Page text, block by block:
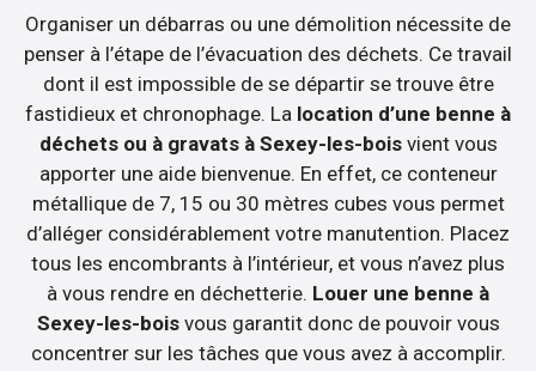
Organiser un débarras ou une démolition nécessite de
penser à l’étape de l’évacuation des déchets. Ce travail
dont il est impossible de se départir se trouve être
fastidieux et chronophage. La location d’une benne à
déchets ou à gravats à Sexey-les-bois vient vous
apporter une aide bienvenue. En effet, ce conteneur
métallique de 7, 15 ou 30 mètres cubes vous permet
d’alléger considérablement votre manutention. Placez
tous les encombrants à l’intérieur, et vous n’avez plus
à vous rendre en déchetterie. Louer une benne à
Sexey-les-bois vous garantit donc de pouvoir vous
concentrer sur les tâches que vous avez à accomplir.